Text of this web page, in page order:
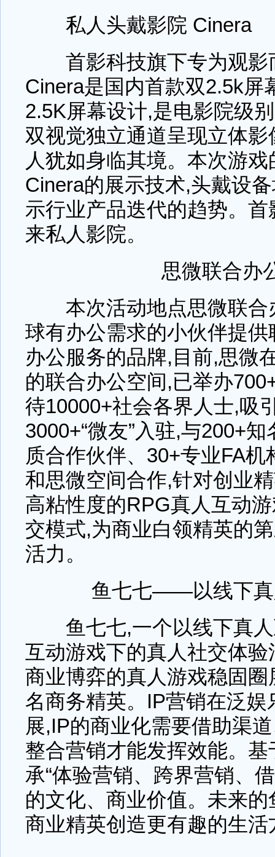
私人头戴影院 Cinera
首影科技旗下专为观影
Cinera是国内首款双2.5k屏
2.5K屏幕设计,是电影院级
双视觉独立通道呈现立体
人犹如身临其境。本次游
Cinera的展示技术,头戴设
示行业产品迭代的趋势。
来私人影院。
思微联合办
本次活动地点思微联合
球有办公需求的小伙伴提
办公服务的品牌,目前,思微
的联合办公空间,已举办
待10000+社会各界人士,吸
3000+“微友”入驻,与200+
质合作伙伴、30+专业FA
和思微空间合作,针对创业
高粘性度的RPG真人互动
交模式,为商业白领精英的
活力。
鱼七七——以线下真
鱼七七,一个以线下真人
互动游戏下的真人社交体
商业博弈的真人游戏稳固
名商务精英。IP营销在泛
展,IP的商业化需要借助渠
整合营销才能发挥效能。
承“体验营销、跨界营销、
的文化、商业价值。未来
商业精英创造更有趣的生活